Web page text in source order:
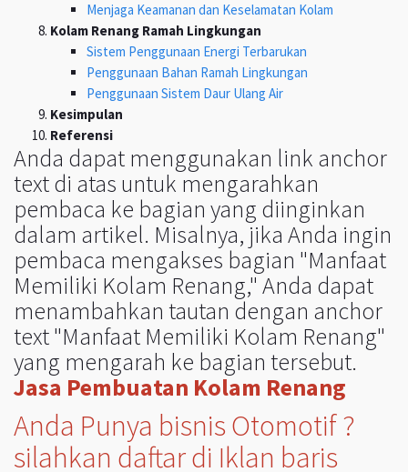
Menjaga Keamanan dan Keselamatan Kolam
Kolam Renang Ramah Lingkungan
Sistem Penggunaan Energi Terbarukan
Penggunaan Bahan Ramah Lingkungan
Penggunaan Sistem Daur Ulang Air
Kesimpulan
Referensi
Anda dapat menggunakan link anchor
text di atas untuk mengarahkan
pembaca ke bagian yang diinginkan
dalam artikel. Misalnya, jika Anda ingin
pembaca mengakses bagian "Manfaat
Memiliki Kolam Renang," Anda dapat
menambahkan tautan dengan anchor
text "Manfaat Memiliki Kolam Renang"
yang mengarah ke bagian tersebut.
Jasa Pembuatan Kolam Renang
Anda Punya bisnis Otomotif ?
silahkan daftar di Iklan baris